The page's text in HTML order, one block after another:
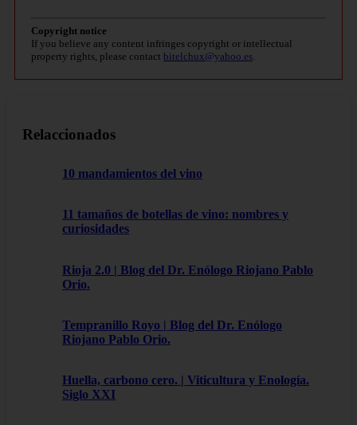
Copyright notice
If you believe any content infringes copyright or intellectual
property rights, please contact bitelchux@yahoo.es
Relaccionados
10 mandamientos del vino
11 tamaños de botellas de vino: nombres y
curiosidades
Rioja 2.0 | Blog del Dr. Enólogo Riojano Pablo
Orio.
Tempranillo Royo | Blog del Dr. Enólogo
Riojano Pablo Orio.
Huella, carbono cero. | Viticultura y Enología.
Siglo XXI